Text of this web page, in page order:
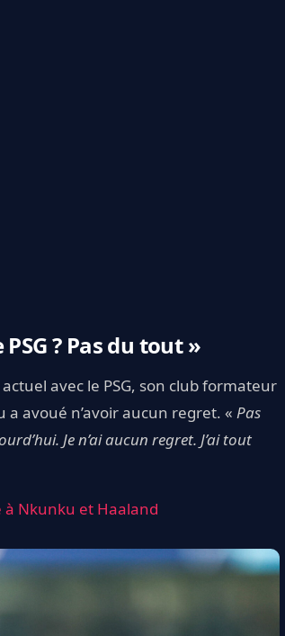
? Pas du tout »
avec le PSG, son club formateur
a avoué n’avoir aucun regret. « Pas
Je n’ai aucun regret. J’ai tout
à Nkunku et Haaland